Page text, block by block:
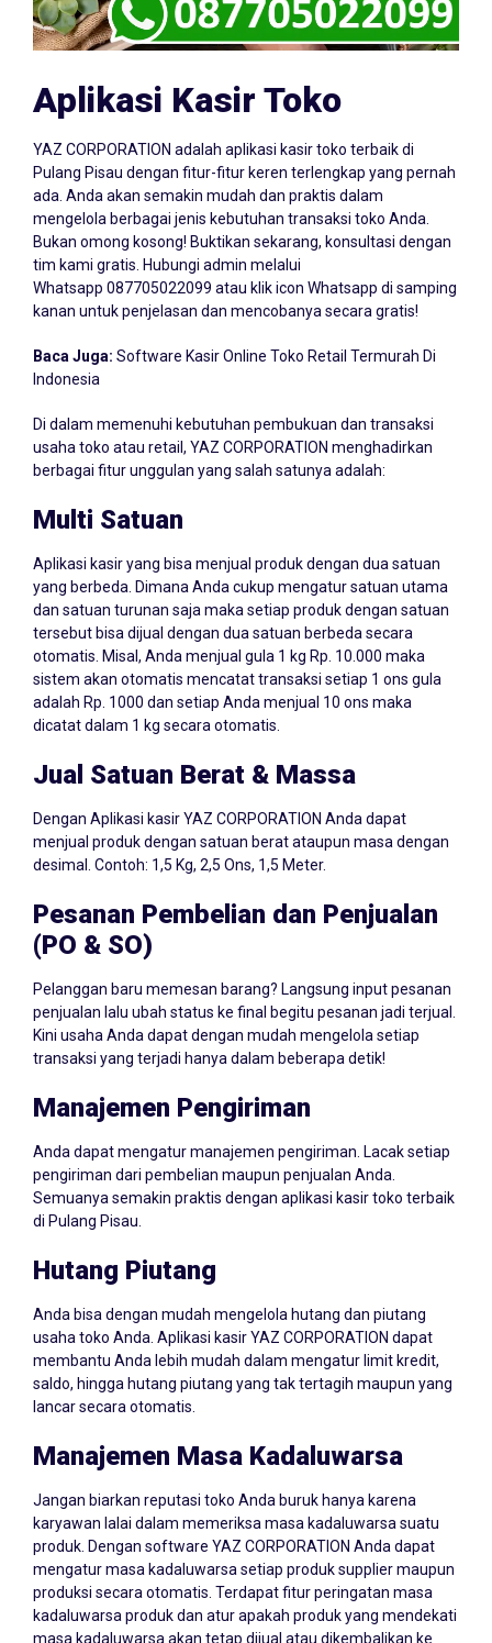
Aplikasi Kasir Toko
YAZ CORPORATION adalah aplikasi kasir toko terbaik di
Pulang Pisau dengan fitur-fitur keren terlengkap yang pernah
ada. Anda akan semakin mudah dan praktis dalam
mengelola berbagai jenis kebutuhan transaksi toko Anda.
Bukan omong kosong! Buktikan sekarang, konsultasi dengan
tim kami gratis. Hubungi admin melalui
Whatsapp 087705022099 atau klik icon Whatsapp di samping
kanan untuk penjelasan dan mencobanya secara gratis!
Baca Juga: Software Kasir Online Toko Retail Termurah Di
Indonesia
Di dalam memenuhi kebutuhan pembukuan dan transaksi
usaha toko atau retail, YAZ CORPORATION menghadirkan
berbagai fitur unggulan yang salah satunya adalah:
Multi Satuan
Aplikasi kasir yang bisa menjual produk dengan dua satuan
yang berbeda. Dimana Anda cukup mengatur satuan utama
dan satuan turunan saja maka setiap produk dengan satuan
tersebut bisa dijual dengan dua satuan berbeda secara
otomatis. Misal, Anda menjual gula 1 kg Rp. 10.000 maka
sistem akan otomatis mencatat transaksi setiap 1 ons gula
adalah Rp. 1000 dan setiap Anda menjual 10 ons maka
dicatat dalam 1 kg secara otomatis.
Jual Satuan Berat & Massa
Dengan Aplikasi kasir YAZ CORPORATION Anda dapat
menjual produk dengan satuan berat ataupun masa dengan
desimal. Contoh: 1,5 Kg, 2,5 Ons, 1,5 Meter.
Pesanan Pembelian dan Penjualan
(PO & SO)
Pelanggan baru memesan barang? Langsung input pesanan
penjualan lalu ubah status ke final begitu pesanan jadi terjual.
Kini usaha Anda dapat dengan mudah mengelola setiap
transaksi yang terjadi hanya dalam beberapa detik!
Manajemen Pengiriman
Anda dapat mengatur manajemen pengiriman. Lacak setiap
pengiriman dari pembelian maupun penjualan Anda.
Semuanya semakin praktis dengan aplikasi kasir toko terbaik
di Pulang Pisau.
Hutang Piutang
Anda bisa dengan mudah mengelola hutang dan piutang
usaha toko Anda. Aplikasi kasir YAZ CORPORATION dapat
membantu Anda lebih mudah dalam mengatur limit kredit,
saldo, hingga hutang piutang yang tak tertagih maupun yang
lancar secara otomatis.
Manajemen Masa Kadaluwarsa
Jangan biarkan reputasi toko Anda buruk hanya karena
karyawan lalai dalam memeriksa masa kadaluwarsa suatu
produk. Dengan software YAZ CORPORATION Anda dapat
mengatur masa kadaluwarsa setiap produk supplier maupun
produksi secara otomatis. Terdapat fitur peringatan masa
kadaluwarsa produk dan atur apakah produk yang mendekati
masa kadaluwarsa akan tetap dijual atau dikembalikan ke